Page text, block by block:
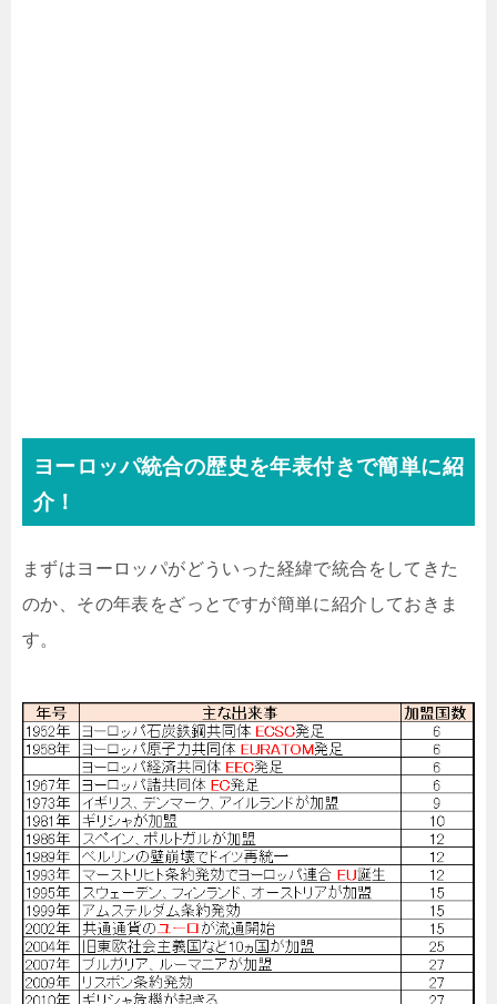
ヨーロッパ統合の歴史を年表付きで簡単に紹
介！
まずはヨーロッパがどういった経緯で統合をしてきた
のか、その年表をざっとですが簡単に紹介しておきま
す。